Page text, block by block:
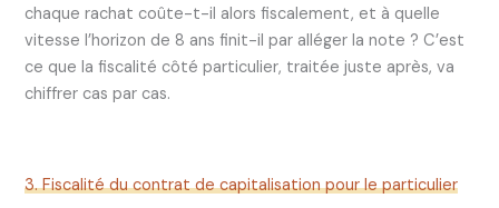
chaque rachat coûte-t-il alors fiscalement, et à quelle
vitesse l’horizon de 8 ans finit-il par alléger la note ? C’est
ce que la fiscalité côté particulier, traitée juste après, va
chiffrer cas par cas.
3. Fiscalité du contrat de capitalisation pour le particulier